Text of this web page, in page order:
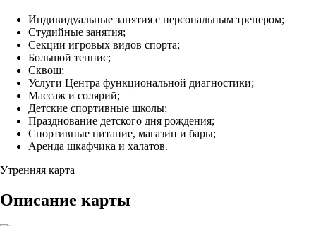
Индивидуальные занятия с персональным тренером;
Студийные занятия;
Секции игровых видов спорта;
Большой теннис;
Сквош;
Услуги Центра функциональной диагностики;
Массаж и солярий;
Детские спортивные школы;
Празднование детского дня рождения;
Спортивные питание, магазин и бары;
Аренда шкафчика и халатов.
Утренняя карта
Описание карты